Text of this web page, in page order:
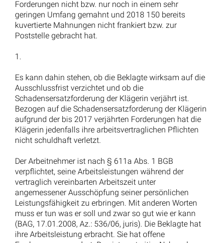
Unsere Hilfe im Arbeitsrecht
Wir sind Ihr Ansprechpartner in Sachen
Arbeitsrecht. Vom Arbeitsvertrag bis zur
uns auf.
02732 - 791079
jetzt anfragen